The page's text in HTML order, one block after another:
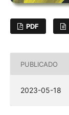
PDF
PUBLICADO
2023-05-18